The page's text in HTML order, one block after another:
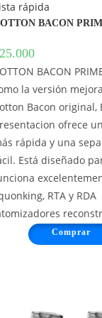
rápida
BACON
25.000
BACON
la versión
Bacon original,
ofrece
rápida y una
Está diseñado
RTA y RDA
Comprar